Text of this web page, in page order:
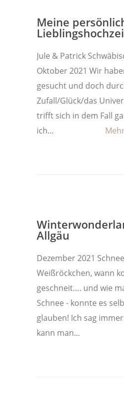
Meine
Jule & Patrick
Oktober 2021 Wir
gesucht und doch
Zufall/Glück/das
trifft sich in dem Fall
ich...
Allgäu
Dezember 2021
Weißröckchen, wann
geschneit…. und wie
Schnee - konnte es
glauben! Ich sag
kann man...